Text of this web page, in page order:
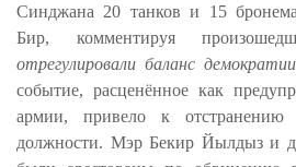
Синджана 20 танков и 15
Бир, комментируя
отрегулировали баланс
событие, расценённое как
армии, привело к
должности. Мэр Бекир Йылдыз и